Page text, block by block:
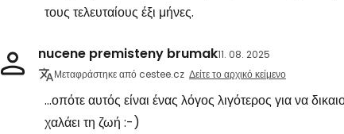
τους τελευταίους έξι μήνες.
nucene premisteny brumak11. 08. 2025
Μεταφράστηκε από cestee.cz Δείτε το αρχικό κείμενο
...οπότε αυτός είναι ένας λόγος λιγότερος για να
χαλάει τη ζωή :-)